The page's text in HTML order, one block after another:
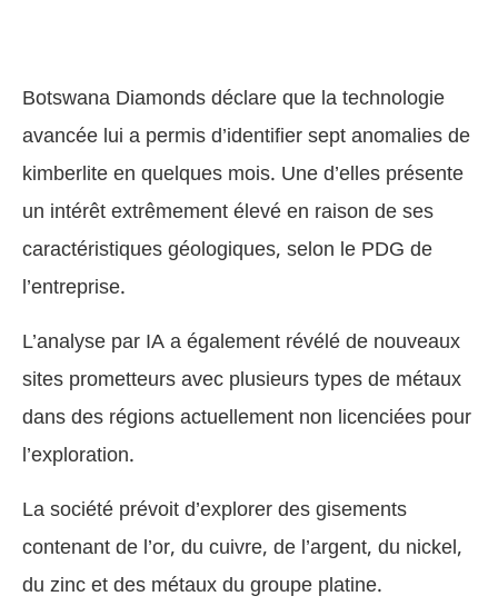
Botswana Diamonds déclare que la technologie
avancée lui a permis d’identifier sept anomalies de
kimberlite en quelques mois. Une d’elles présente
un intérêt extrêmement élevé en raison de ses
caractéristiques géologiques, selon le PDG de
l’entreprise.
L’analyse par IA a également révélé de nouveaux
sites prometteurs avec plusieurs types de métaux
dans des régions actuellement non licenciées pour
l’exploration.
La société prévoit d’explorer des gisements
contenant de l’or, du cuivre, de l’argent, du nickel,
du zinc et des métaux du groupe platine.